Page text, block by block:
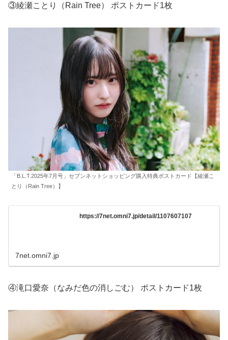
③綾瀬ことり（Rain Tree） ポストカード1枚
「B.L.T.2025年7月号」セブンネットショッピング購入特典ポストカード【綾瀬こ
とり（Rain Tree）】
https://7net.omni7.jp/detail/1107607107
7net.omni7.jp
④滝口愛奈（なみだ色の消しごむ） ポストカード1枚